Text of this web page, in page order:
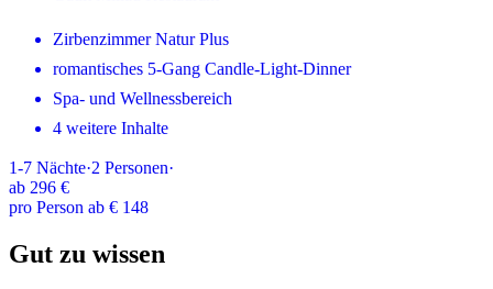
Zirbenzimmer Natur Plus
romantisches 5-Gang Candle-Light-Dinner
Spa- und Wellnessbereich
4 weitere Inhalte
1-7 Nächte·2 Personen·
ab 296 €
pro Person ab € 148
Gut zu wissen